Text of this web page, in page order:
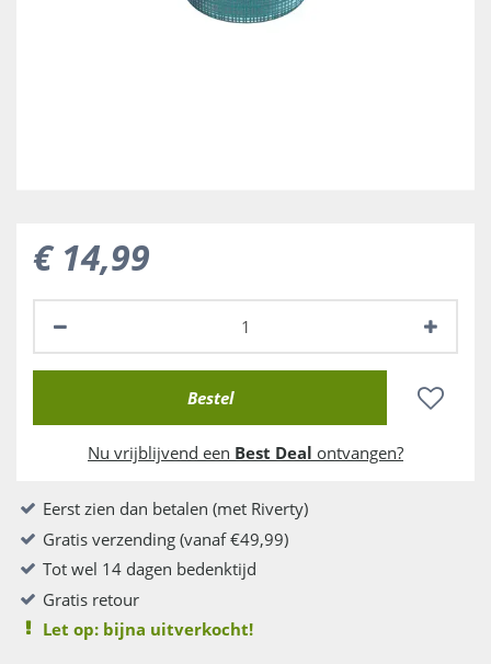
€ 14,99
Nu vrijblijvend een Best Deal ontvangen?
Eerst zien dan betalen (met Riverty)
Gratis verzending (vanaf €49,99)
Tot wel 14 dagen bedenktijd
Gratis retour
Let op: bijna uitverkocht!